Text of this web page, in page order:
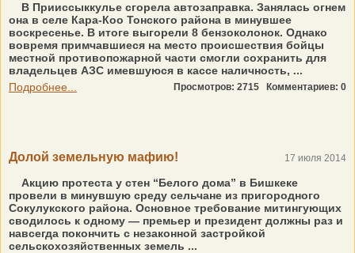
В Прииссыккулье сгорела автозаправка. Занялась огнем
она в селе Кара-Коо Тонского района в минувшее
воскресенье. В итоге выгорели 8 бензоколонок. Однако
вовремя примчавшиеся на место происшествия бойцы
местной противопожарной части смогли сохранить для
владельцев АЗС имевшуюся в кассе наличность, ...
Подробнее...
Просмотров: 2715 Комментариев: 0
Долой земельную мафию! 17 июля 2014
Акцию протеста у стен “Белого дома” в Бишкеке
провели в минувшую среду сельчане из пригородного
Сокулукского района. Основное требование митингующих
сводилось к одному — премьер и президент должны раз и
навсегда покончить с незаконной застройкой
сельскохозяйственных земель ...